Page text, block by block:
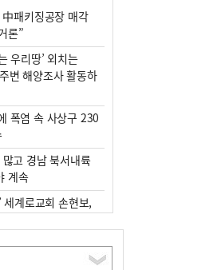
패키징공장 매각
론”
우리땅’ 외치는
변 해양조사 활동하
폭염 속 사상구 230
고 경남 북서내륙
계속
세계로교회 손현보,
에 격노한 트럼프…
지시